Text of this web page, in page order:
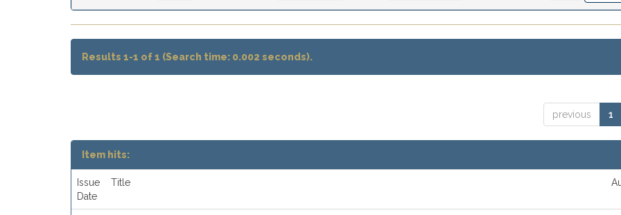
Results 1-1 of 1 (Search time: 0.002 seconds).
previous 1
Item hits:
Issue
Date
Title